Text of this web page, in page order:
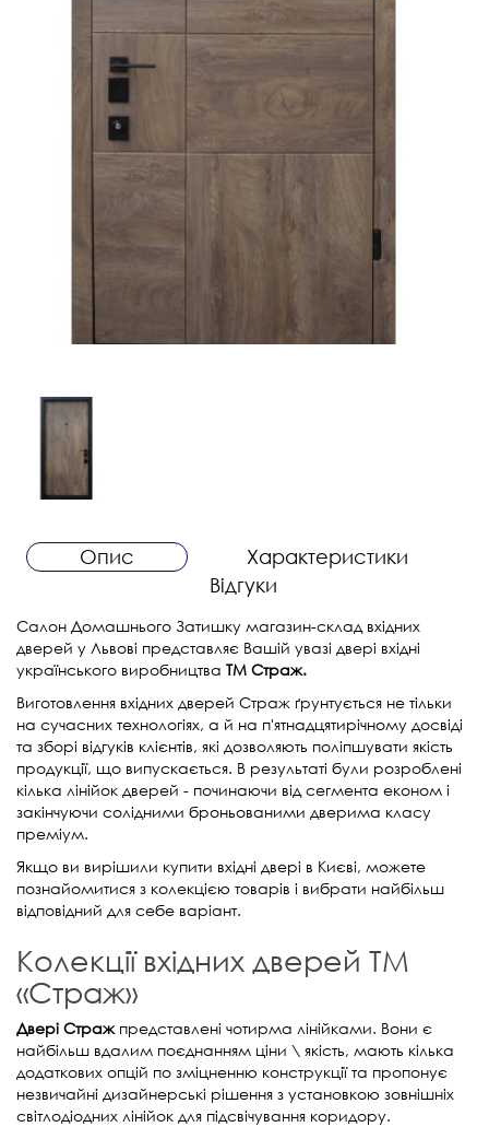
Опис
Характеристики
Відгуки
Салон Домашнього Затишку магазин-склад вхідних
дверей у Львові представляє Вашій увазі двері вхідні
українського виробництва ТМ Страж.
Виготовлення вхідних дверей Страж ґрунтується не тільки
на сучасних технологіях, а й на п'ятнадцятирічному досвіді
та зборі відгуків клієнтів, які дозволяють поліпшувати якість
продукції, що випускається. В результаті були розроблені
кілька лінійок дверей - починаючи від сегмента економ і
закінчуючи солідними броньованими дверима класу
преміум.
Якщо ви вирішили купити вхідні двері в Києві, можете
познайомитися з колекцією товарів і вибрати найбільш
відповідний для себе варіант.
Колекції вхідних дверей ТМ
«Страж»
Двері Стражпредставлені чотирма лінійками. Вони є
найбільш вдалим поєднанням ціни \ якість, мають кілька
додаткових опцій по зміцненню конструкції та пропонує
незвичайні дизайнерські рішення з установкою зовнішніх
світлодіодних лінійок для підсвічування коридору.